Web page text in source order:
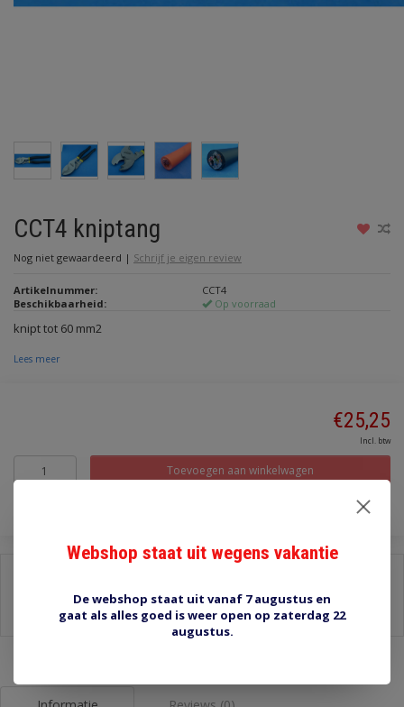
CCT4 kniptang
Nog niet gewaardeerd | Schrijf je eigen review
Artikelnummer:
CCT4
Beschikbaarheid:
Op voorraad
knipt tot 60 mm2
Lees meer
€25,25
Incl. btw
Toevoegen aan winkelwagen
Stel een vraag over dit product
Afdrukken
Webshop staat uit wegens vakantie
De webshop staat uit vanaf 7 augustus en
gaat als alles goed is weer open op zaterdag 22
augustus.